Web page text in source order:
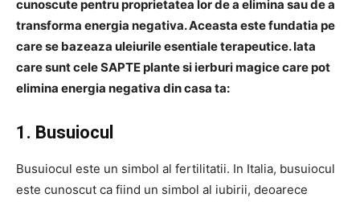
cunoscute pentru proprietatea lor de a elimina sau de a
transforma energia negativa. Aceasta este fundatia pe
care se bazeaza uleiurile esentiale terapeutice. Iata
care sunt cele SAPTE plante si ierburi magice care pot
elimina energia negativa din casa ta:
1. Busuiocul
Busuiocul este un simbol al fertilitatii. In Italia, busuiocul
este cunoscut ca fiind un simbol al iubirii, deoarece